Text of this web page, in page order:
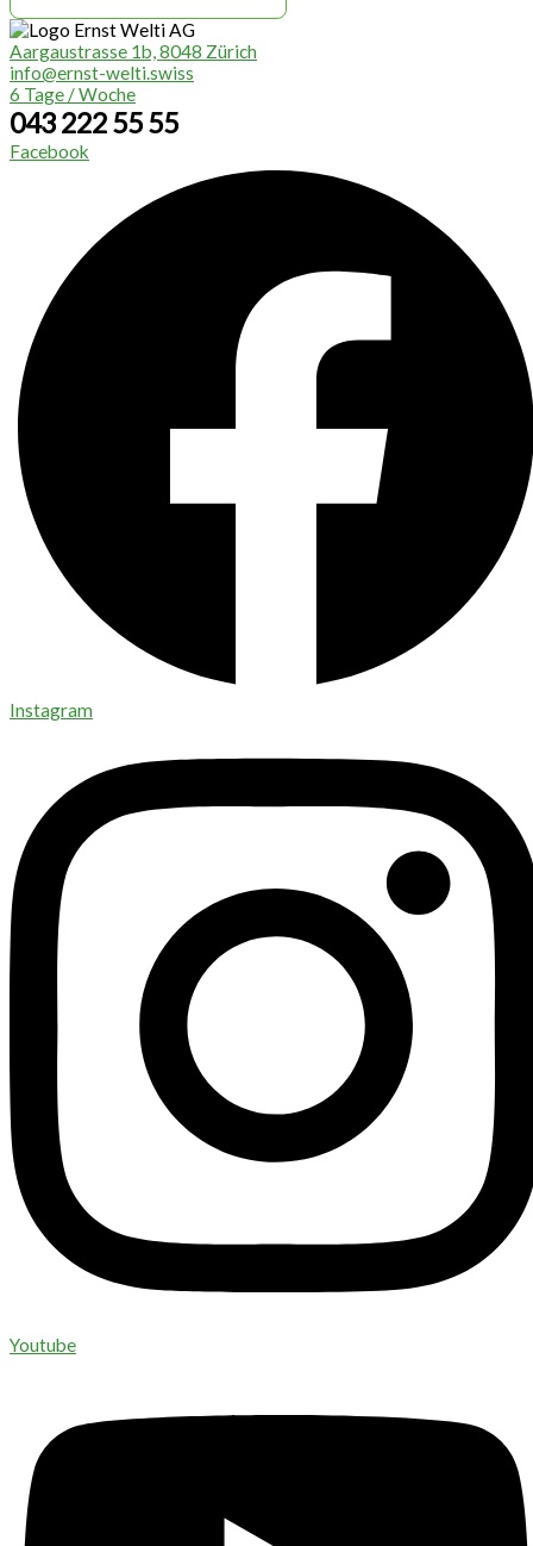
Aargaustrasse 1b, 8048 Zürich
info@ernst-welti.swiss
6 Tage / Woche
043 222 55 55
Facebook
Instagram
Youtube